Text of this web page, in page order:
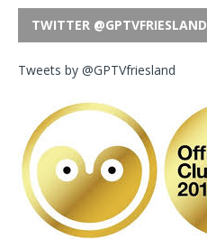
TWITTER @GPTVFRIESLAND
Tweets by @GPTVfriesland